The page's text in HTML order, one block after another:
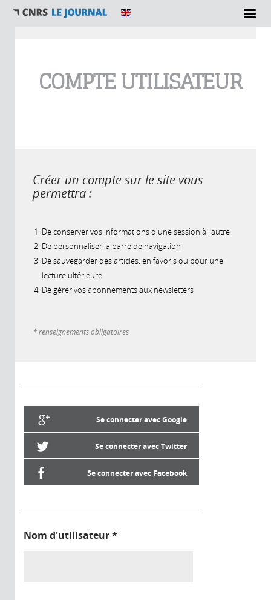
COMPTE UTILISATEUR
Créer un compte sur le site vous
permettra :
De conserver vos informations d'une session à l'autre
De personnaliser la barre de navigation
De sauvegarder des articles, en favoris ou pour une
lecture ultérieure
De gérer vos abonnements aux newsletters
* renseignements obligatoires
Se connecter avec Google
Se connecter avec Twitter
Se connecter avec Facebook
Nom d'utilisateur*